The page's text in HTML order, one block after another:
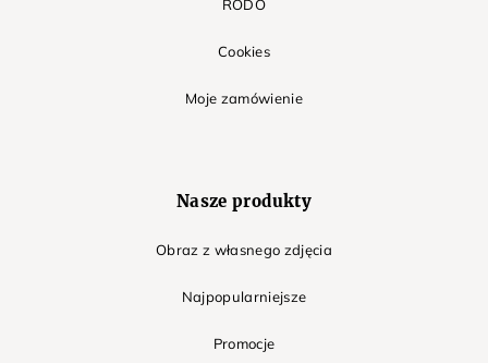
RODO
Cookies
Moje zamówienie
Nasze produkty
Obraz z własnego zdjęcia
Najpopularniejsze
Promocje